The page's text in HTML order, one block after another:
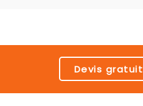
Devis gratuit